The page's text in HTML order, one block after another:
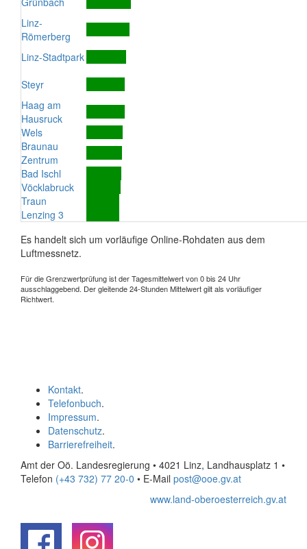
Linz-
Römerberg
Linz-Stadtpark
Steyr
Haag am
Hausruck
Wels
Braunau
Zentrum
Bad Ischl
Vöcklabruck
Traun
Lenzing 3
Es handelt sich um vorläufige Online-Rohdaten aus dem
Luftmessnetz.
Für die Grenzwertprüfung ist der Tagesmittelwert von 0 bis 24 Uhr
ausschlaggebend. Der gleitende 24-Stunden Mittelwert gilt als vorläufiger
Richtwert.
Kontakt.
Telefonbuch.
Impressum.
Datenschutz.
Barrierefreiheit.
Amt der Oö. Landesregierung • 4021 Linz, Landhausplatz 1 •
Telefon (+43 732) 77 20-0 • E-Mail post@ooe.gv.at
www.land-oberoesterreich.gv.at